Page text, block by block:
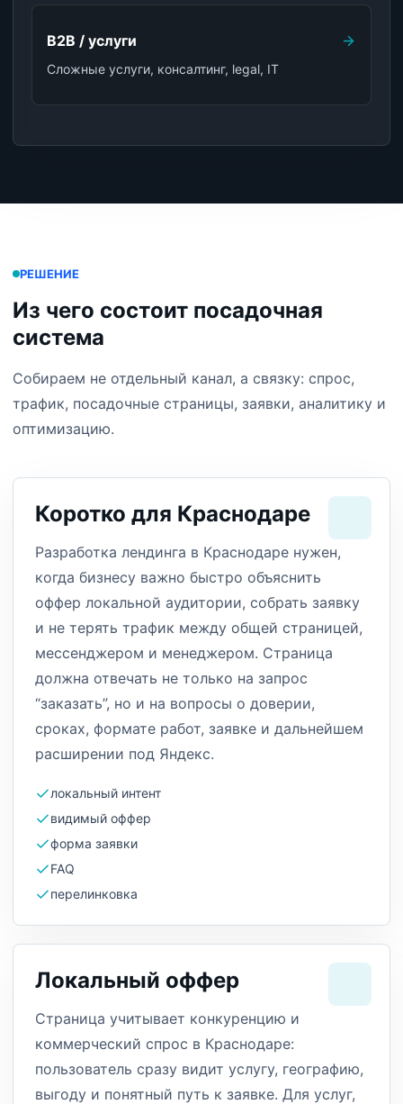
B2B / услуги
Сложные услуги, консалтинг, legal, IT
РЕШЕНИЕ
Из чего состоит посадочная
система
Собираем не отдельный канал, а связку: спрос,
трафик, посадочные страницы, заявки, аналитику и
оптимизацию.
Коротко для Краснодаре
Разработка лендинга в Краснодаре нужен,
когда бизнесу важно быстро объяснить
оффер локальной аудитории, собрать заявку
и не терять трафик между общей страницей,
мессенджером и менеджером. Страница
должна отвечать не только на запрос
“заказать”, но и на вопросы о доверии,
сроках, формате работ, заявке и дальнейшем
расширении под Яндекс.
локальный интент
видимый оффер
форма заявки
FAQ
перелинковка
Локальный оффер
Страница учитывает конкуренцию и
коммерческий спрос в Краснодаре:
пользователь сразу видит услугу, географию,
выгоду и понятный путь к заявке. Для услуг,